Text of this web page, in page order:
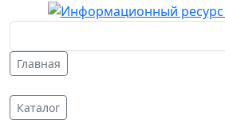
Главная
Каталог